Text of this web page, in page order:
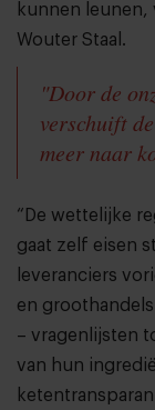
kunnen
Wouter Staal.
"Door de
verschuift
meer naar
“De wettelijke
gaat zelf eisen
leveranciers
en
– vragenlijsten
van hun